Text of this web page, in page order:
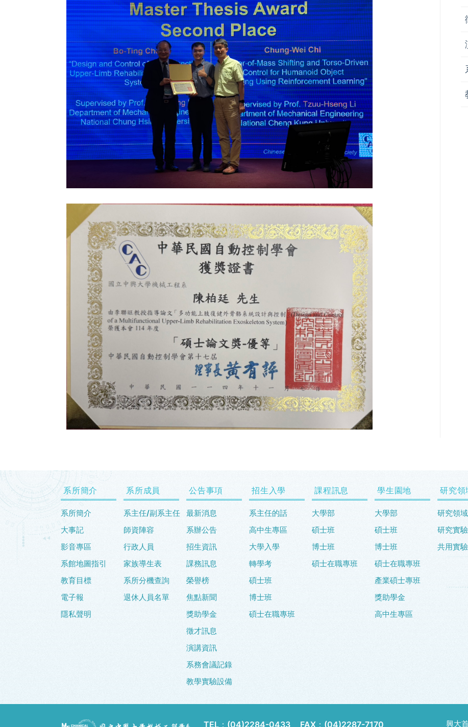
系所簡介
系所簡介
大事記
影音專區
系館地圖指引
教育目標
電子報
隱私聲明
系所成員
系主任/副系主任
師資陣容
行政人員
家族導生表
系所分機查詢
退休人員名單
公告事項
最新消息
系辦公告
招生資訊
課務訊息
榮譽榜
焦點新聞
獎助學金
徵才訊息
演講資訊
系務會議記錄
教學實驗設備
招生入學
系主任的話
高中生專區
大學入學
轉學考
碩士班
博士班
碩士在職專班
課程訊息
大學部
碩士班
博士班
碩士在職專班
學生園地
大學部
碩士班
博士班
碩士在職專班
產業碩士專班
獎助學金
高中生專區
研究領
研究領域
研究實
共用實
TEL： (04)2284-0433 FAX： (04)2287-7170 興大